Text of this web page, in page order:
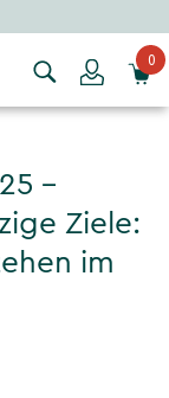
Login0
–
Ziele:
im